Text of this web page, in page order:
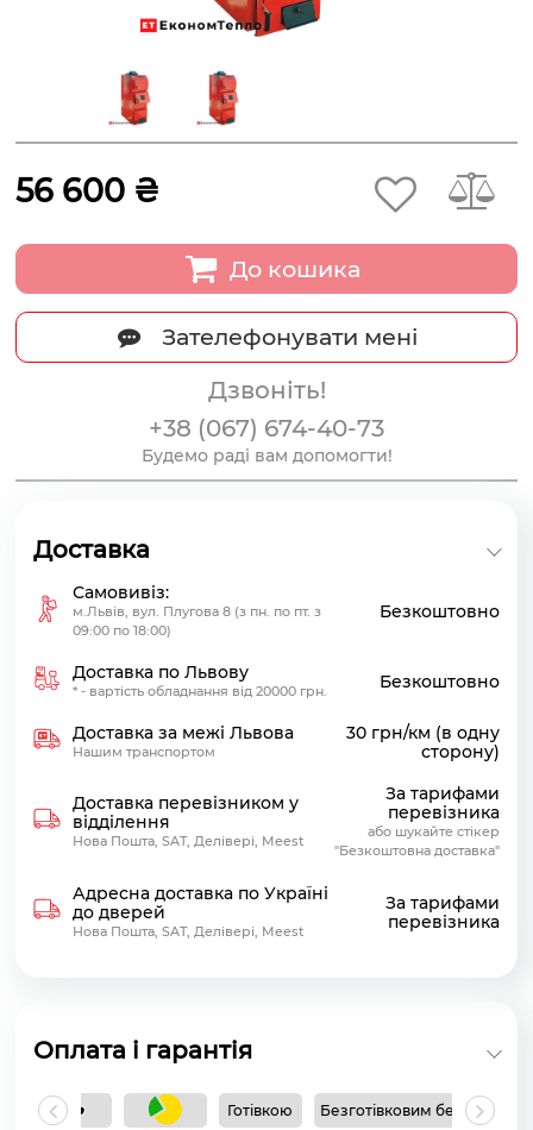
56 600 ₴
До кошика
Зателефонувати мені
Дзвоніть!
+38 (067) 674-40-73
Будемо раді вам допомогти!
Доставка
Самовивіз:
м.Львів, вул. Плугова 8 (з пн. по пт. з
09:00 по 18:00)
Безкоштовно
Доставка по Львову
* - вартість обладнання від 20000 грн. Безкоштовно
Доставка за межі Львова
Нашим транспортом
30 грн/км (в одну
сторону)
Доставка перевізником у
відділення
Нова Пошта, SAT, Делівері, Meest
За тарифами
перевізника
або шукайте стікер
"Безкоштовна доставка"
Адресна доставка по Україні
до дверей
Нова Пошта, SAT, Делівері, Meest
За тарифами
перевізника
Оплата і гарантія
Готівкою Безготівковим без ПДВ